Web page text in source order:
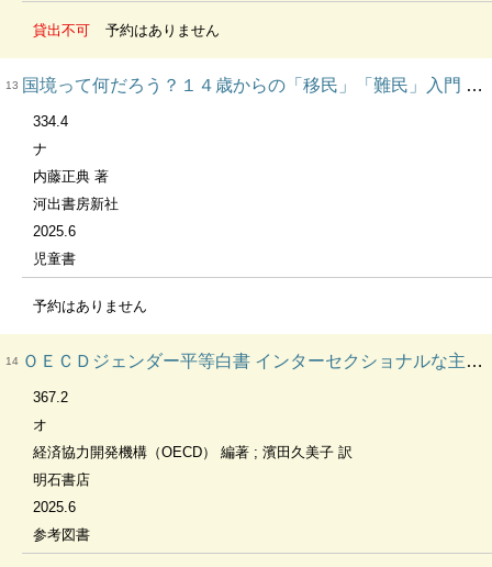
貸出不可 予約はありません
13 国境って何だろう？１４歳からの「移民」「難民」入門 14歳の世渡り術
334.4
ナ
内藤正典 著
河出書房新社
2025.6
児童書
予約はありません
14 ＯＥＣＤジェンダー平等白書 インターセクショナルな主流化アプローチによる格差解消をめざして
367.2
オ
経済協力開発機構（OECD） 編著 ; 濱田久美子 訳
明石書店
2025.6
参考図書